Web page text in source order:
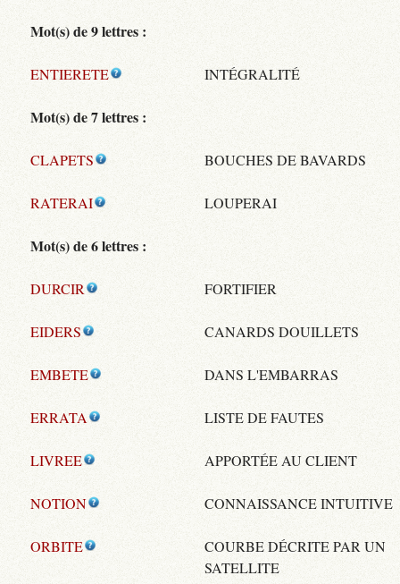
Mot(s) de 9 lettres :
ENTIERETE INTÉGRALITÉ
Mot(s) de 7 lettres :
CLAPETS BOUCHES DE BAVARDS
RATERAI LOUPERAI
Mot(s) de 6 lettres :
DURCIR FORTIFIER
EIDERS CANARDS DOUILLETS
EMBETE DANS L'EMBARRAS
ERRATA LISTE DE FAUTES
LIVREE APPORTÉE AU CLIENT
NOTION CONNAISSANCE INTUITIVE
ORBITE
COURBE DÉCRITE PAR UN
SATELLITE